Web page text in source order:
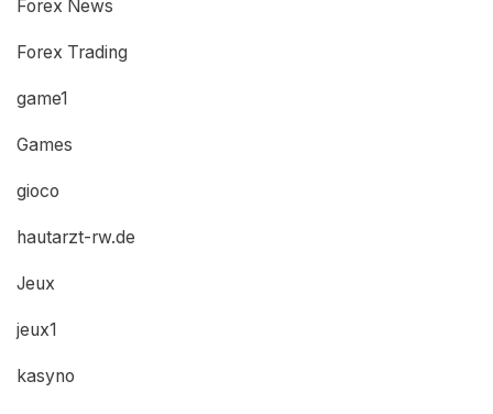
Forex News
Forex Trading
game1
Games
gioco
hautarzt-rw.de
Jeux
jeux1
kasyno